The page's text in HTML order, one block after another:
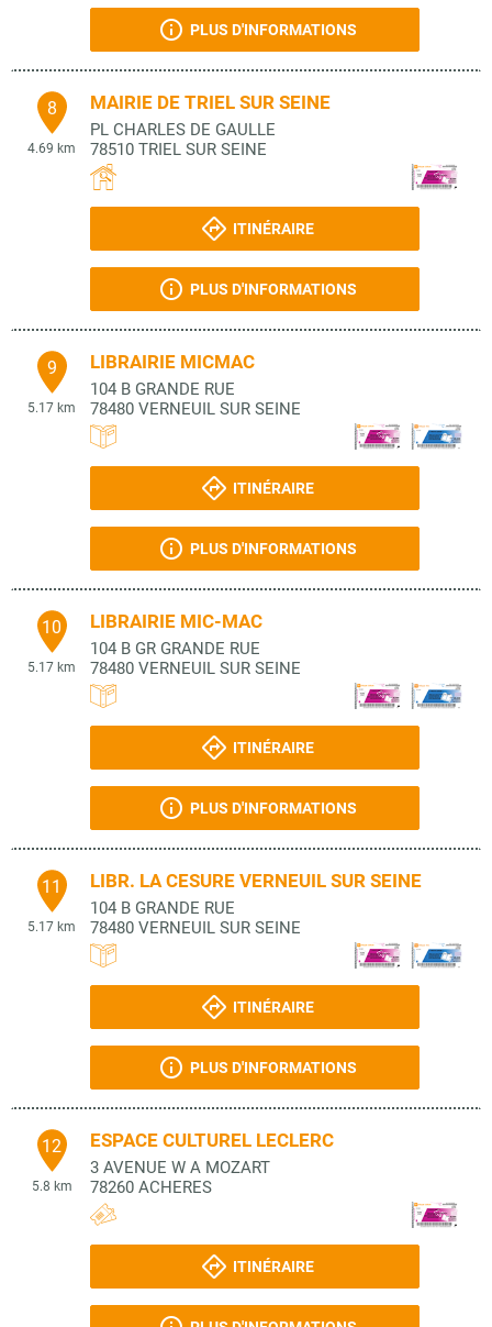
PLUS D'INFORMATIONS
8
4.69 km
MAIRIE DE TRIEL SUR SEINE
PL CHARLES DE GAULLE
78510 TRIEL SUR SEINE
ITINÉRAIRE
PLUS D'INFORMATIONS
9
5.17 km
LIBRAIRIE MICMAC
104 B GRANDE RUE
78480 VERNEUIL SUR SEINE
ITINÉRAIRE
PLUS D'INFORMATIONS
10
5.17 km
LIBRAIRIE MIC-MAC
104 B GR GRANDE RUE
78480 VERNEUIL SUR SEINE
ITINÉRAIRE
PLUS D'INFORMATIONS
11
5.17 km
LIBR. LA CESURE VERNEUIL SUR SEINE
104 B GRANDE RUE
78480 VERNEUIL SUR SEINE
ITINÉRAIRE
PLUS D'INFORMATIONS
12
5.8 km
ESPACE CULTUREL LECLERC
3 AVENUE W A MOZART
78260 ACHERES
ITINÉRAIRE